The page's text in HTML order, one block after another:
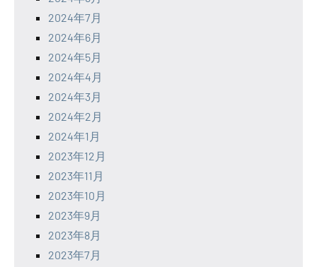
2024年7月
2024年6月
2024年5月
2024年4月
2024年3月
2024年2月
2024年1月
2023年12月
2023年11月
2023年10月
2023年9月
2023年8月
2023年7月